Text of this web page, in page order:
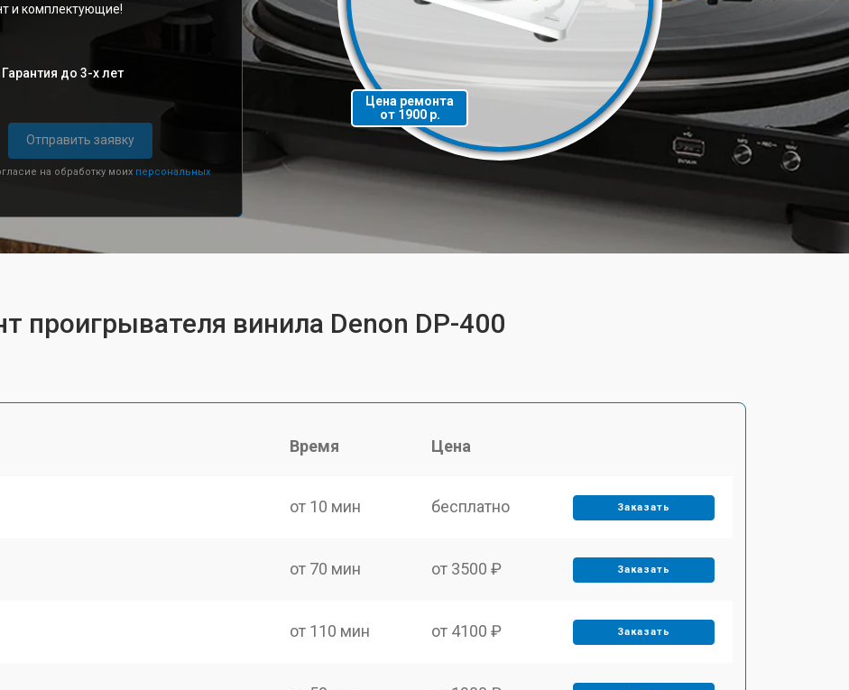
и комплектующие!
Гарантия до 3-х лет
Отправить заявку
на обработку моих персональных
Цена ремонта
от 1900 р.
проигрывателя винила Denon DP-400
Время Цена
от 10 мин бесплатно Заказать
от 70 мин от 3500 ₽ Заказать
от 110 мин от 4100 ₽ Заказать